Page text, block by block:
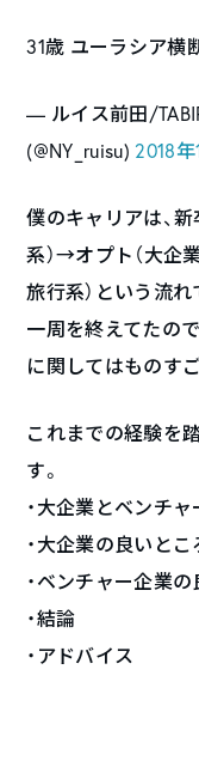
31歳 ユーラシア横
— ルイス前田/
(@NY_ruisu) 2018
僕のキャリアは、新
系）→オプト（大企
旅行系）という流
一周を終えてたの
に関してはものす
これまでの経験を
す。
・大企業とベンチ
・大企業の良いとこ
・ベンチャー企業
・結論
・アドバイス